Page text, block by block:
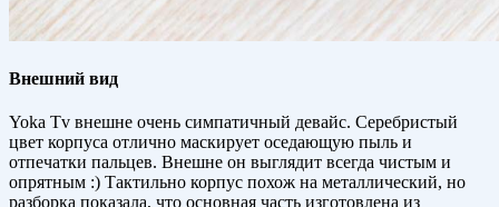
Внешний вид
Yoka Tv внешне очень симпатичный девайс. Серебристый
цвет корпуса отлично маскирует оседающую пыль и
отпечатки пальцев. Внешне он выглядит всегда чистым и
опрятным :) Тактильно корпус похож на металлический, но
разборка показала, что основная часть изготовлена из